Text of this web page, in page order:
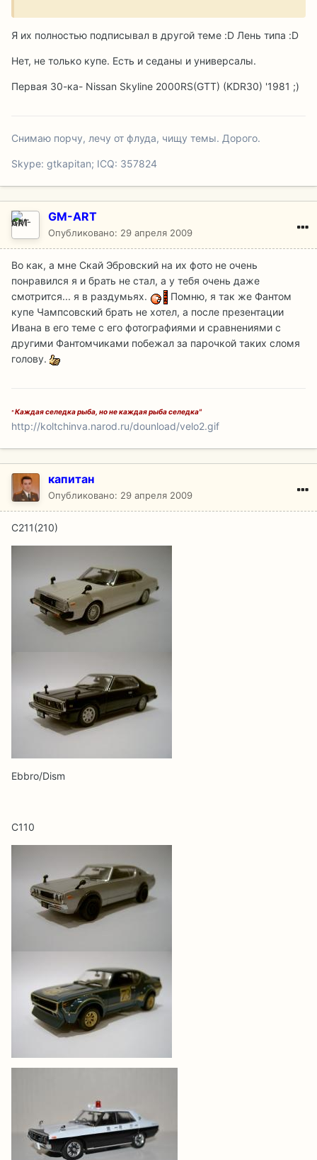
Я их полностью подписывал в другой теме :D Лень типа :D
Нет, не только купе. Есть и седаны и универсалы.
Первая 30-ка- Nissan Skyline 2000RS(GTT) (KDR30) '1981 ;)
Снимаю порчу, лечу от флуда, чищу темы. Дорого.
Skype: gtkapitan; ICQ: 357824
GM-ART
Опубликовано: 29 апреля 2009
Во как, а мне Скай Эбровский на их фото не очень
понравился я и брать не стал, а у тебя очень даже
смотрится... я в раздумьях.
Помню, я так же Фантом
купе Чампсовский брать не хотел, а после презентации
Ивана в его теме с его фотографиями и сравнениями с
другими Фантомчиками побежал за парочкой таких сломя
голову.
"Каждая селедка рыба, но не каждая рыба селедка"
http://koltchinva.narod.ru/dounload/velo2.gif
капитан
Опубликовано: 29 апреля 2009
С211(210)
Ebbro/Dism
С110